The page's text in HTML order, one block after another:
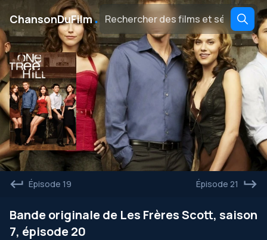
ChansonDuFilm․
Épisode 19 Épisode 21
Bande originale de Les Frères Scott, saison
7, épisode 20